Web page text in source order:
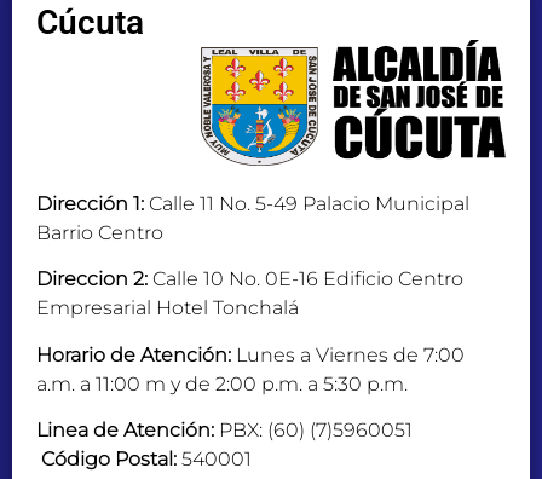
Cúcuta
Dirección 1: Calle 11 No. 5-49 Palacio Municipal
Barrio Centro
Direccion 2: Calle 10 No. 0E-16 Edificio Centro
Empresarial Hotel Tonchalá
Horario de Atención: Lunes a Viernes de 7:00
a.m. a 11:00 m y de 2:00 p.m. a 5:30 p.m.
Linea de Atención: PBX: (60) (7)5960051
Código Postal: 540001